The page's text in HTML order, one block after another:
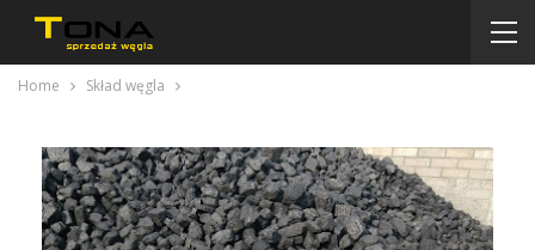
Home Skład węgla